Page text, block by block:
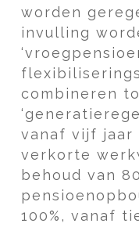
worden
invulling
combineren
vanaf vijf jaar
verkorte
behoud van
100%, vanaf